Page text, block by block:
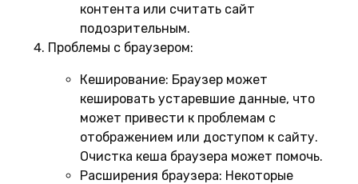
контента или считать сайт
подозрительным.
Проблемы с браузером:
Кеширование: Браузер может
кешировать устаревшие данные, что
может привести к проблемам с
отображением или доступом к сайту.
Очистка кеша браузера может помочь.
Расширения браузера: Некоторые